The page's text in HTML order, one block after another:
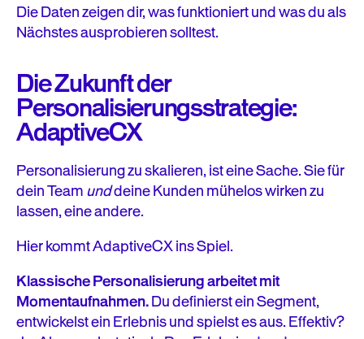
Die Daten zeigen dir, was funktioniert und was du als
Nächstes ausprobieren solltest.
Die Zukunft der
Personalisierungsstrategie:
AdaptiveCX
Personalisierung zu skalieren, ist eine Sache. Sie für
dein Teamunddeine Kunden mühelos wirken zu
lassen, eine andere.
Hier kommt AdaptiveCX ins Spiel.
Klassische Personalisierung arbeitet mit
Momentaufnahmen.Du definierst ein Segment,
entwickelst ein Erlebnis und spielst es aus. Effektiv?